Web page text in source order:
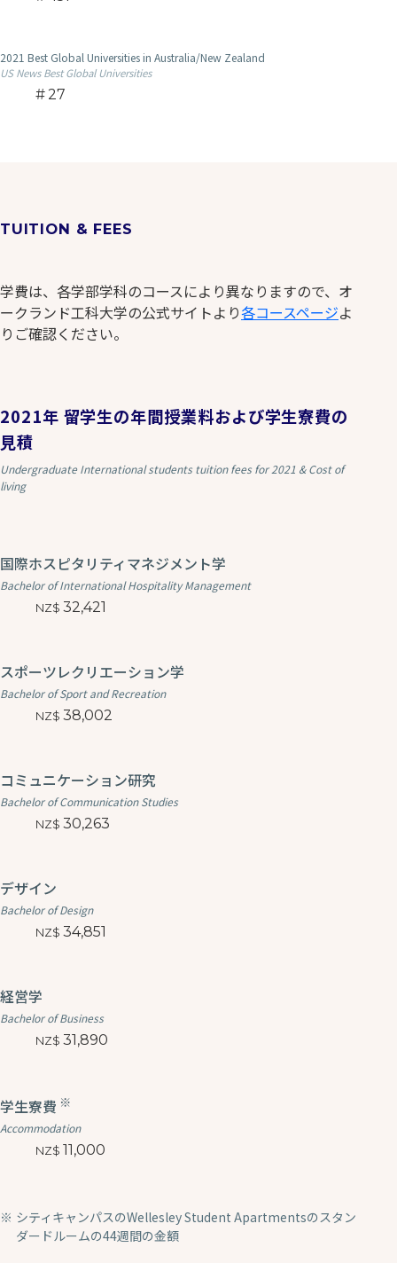
2021 Best Global Universities in Australia/New Zealand
US News Best Global Universities
27
TUITION & FEES
学費は、各学部学科のコースにより異なりますので、オ
ークランド工科大学の公式サイトより各コースページよ
りご確認ください。
2021年 留学生の年間授業料および学生寮費の
見積
Undergraduate International students tuition fees for 2021 & Cost of
living
国際ホスピタリティマネジメント学
Bachelor of International Hospitality Management
32,421
スポーツレクリエーション学
Bachelor of Sport and Recreation
38,002
コミュニケーション研究
Bachelor of Communication Studies
30,263
デザイン
Bachelor of Design
34,851
経営学
Bachelor of Business
31,890
学生寮費 ※
Accommodation
11,000
シティキャンパスのWellesley Student Apartmentsのスタン
ダードルームの44週間の金額